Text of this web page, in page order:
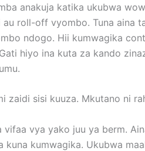
anakuja katika ukubwa
roll-off vyombo. Tuna aina
ndogo. Hii kumwagika
hiyo ina kuta za kando
zaidi sisi kuuza. Mkutano ni
vifaa vya yako juu ya berm.
kumwagika. Ukubwa